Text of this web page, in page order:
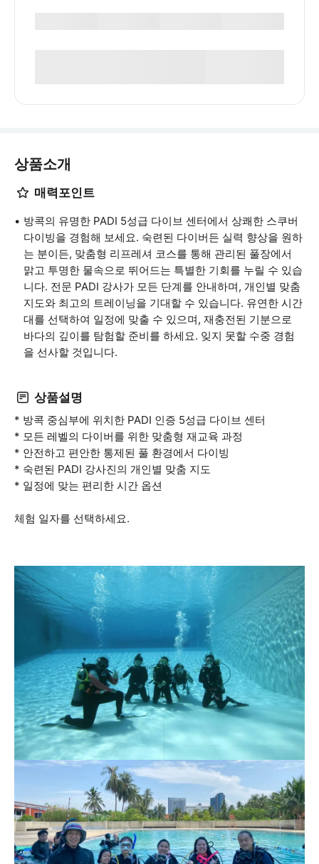
상품소개
매력포인트
방콕의 유명한 PADI 5성급 다이브 센터에서 상쾌한 스쿠버
다이빙을 경험해 보세요. 숙련된 다이버든 실력 향상을 원하
는 분이든, 맞춤형 리프레셔 코스를 통해 관리된 풀장에서
맑고 투명한 물속으로 뛰어드는 특별한 기회를 누릴 수 있습
니다. 전문 PADI 강사가 모든 단계를 안내하며, 개인별 맞춤
지도와 최고의 트레이닝을 기대할 수 있습니다. 유연한 시간
대를 선택하여 일정에 맞출 수 있으며, 재충전된 기분으로
바다의 깊이를 탐험할 준비를 하세요. 잊지 못할 수중 경험
을 선사할 것입니다.
상품설명
* 방콕 중심부에 위치한 PADI 인증 5성급 다이브 센터
* 모든 레벨의 다이버를 위한 맞춤형 재교육 과정
* 안전하고 편안한 통제된 풀 환경에서 다이빙
* 숙련된 PADI 강사진의 개인별 맞춤 지도
* 일정에 맞는 편리한 시간 옵션
체험 일자를 선택하세요.